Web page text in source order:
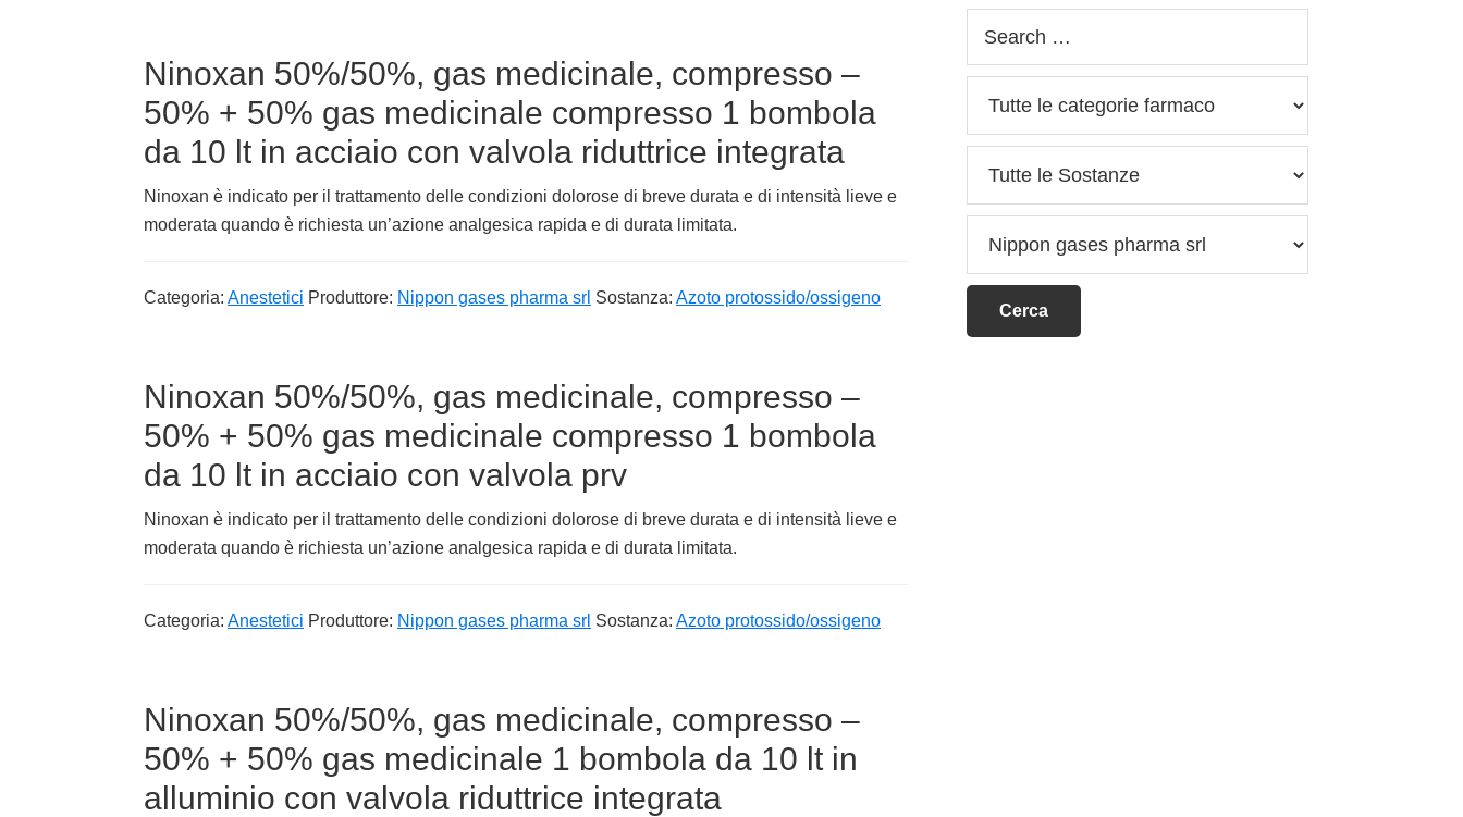
Ninoxan 50%/50%, gas medicinale, compresso –
50% + 50% gas medicinale compresso 1 bombola
da 10 lt in acciaio con valvola riduttrice integrata
Ninoxan è indicato per il trattamento delle condizioni dolorose di breve durata e di intensità lieve e
moderata quando è richiesta un’azione analgesica rapida e di durata limitata.
Categoria: Anestetici Produttore: Nippon gases pharma srl Sostanza: Azoto protossido/ossigeno
Ninoxan 50%/50%, gas medicinale, compresso –
50% + 50% gas medicinale compresso 1 bombola
da 10 lt in acciaio con valvola prv
Ninoxan è indicato per il trattamento delle condizioni dolorose di breve durata e di intensità lieve e
moderata quando è richiesta un’azione analgesica rapida e di durata limitata.
Categoria: Anestetici Produttore: Nippon gases pharma srl Sostanza: Azoto protossido/ossigeno
Ninoxan 50%/50%, gas medicinale, compresso –
50% + 50% gas medicinale 1 bombola da 10 lt in
alluminio con valvola riduttrice integrata